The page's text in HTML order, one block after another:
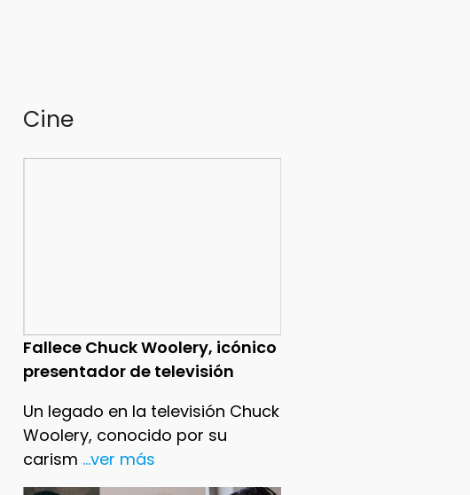
Cine
Fallece Chuck Woolery, icónico
presentador de televisión
Un legado en la televisión Chuck
Woolery, conocido por su
carism ...ver más